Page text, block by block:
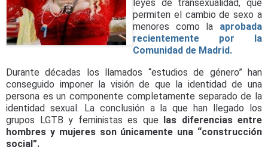
leyes de transexualidad, que
permiten el cambio de sexo a
menores como la aprobada
recientemente por la
Comunidad de Madrid.
Durante décadas los llamados “estudios de género” han
conseguido imponer la visión de que la identidad de una
persona es un componente completamente separado de la
identidad sexual. La conclusión a la que han llegado los
grupos LGTB y feministas es que las diferencias entre
hombres y mujeres son únicamente una “construcción
social”.